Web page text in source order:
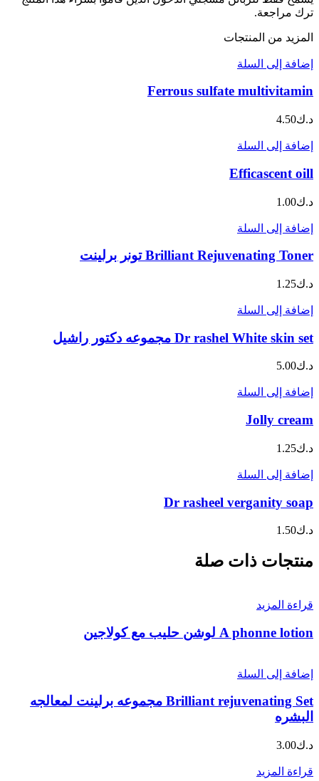
ترك مراجعة.
المزيد من المنتجات
إضافة إلى السلة
Ferrous sulfate multivitamin
د.ك4.50
إضافة إلى السلة
Efficascent oill
د.ك1.00
إضافة إلى السلة
Brilliant Rejuvenating Toner تونر برلينت
د.ك1.25
إضافة إلى السلة
Dr rashel White skin set مجموعه دكتور راشيل
د.ك5.00
إضافة إلى السلة
Jolly cream
د.ك1.25
إضافة إلى السلة
Dr rasheel verganity soap
د.ك1.50
منتجات ذات صلة
قراءة المزيد
A phonne lotion لوشن حليب مع كولاجين
إضافة إلى السلة
Brilliant rejuvenating Set مجموعه برلينت لمعالجه
البشره
د.ك3.00
قراءة المزيد